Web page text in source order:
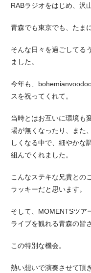
RABラジオをはじめ、沢
青森でも東京でも、たま
そんな日々を過ごしてる
ました。
今年も、
スを祝ってくれて。
当時とはお互いに環境も
場が無くなったり、また
しくなる中で、細やかな
組んでくれました。
こんなステキな兄貴との
ラッキーだと思います。
そして、MOMENTSツア
ライブを観れる青森の皆
この特別な機会。
熱い想いで演奏させて頂